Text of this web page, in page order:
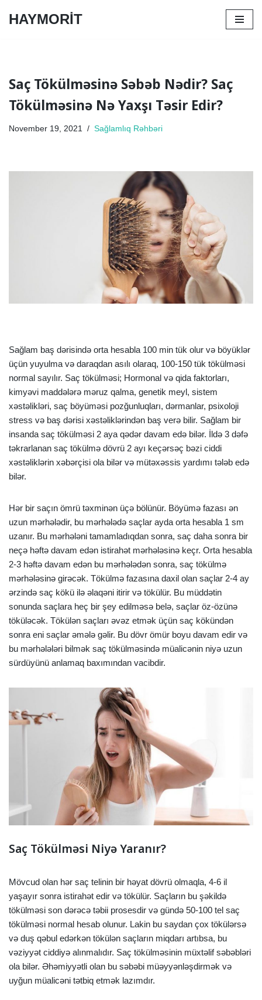
HAYMORİT
Saç Tökülməsinə Səbəb Nədir? Saç
Tökülməsinə Nə Yaxşı Təsir Edir?
November 19, 2021 Sağlamlıq Rəhbəri
Sağlam baş dərisində orta hesabla 100 min tük olur və böyüklər
üçün yuyulma və daraqdan asılı olaraq, 100-150 tük tökülməsi
normal sayılır. Saç tökülməsi; Hormonal və qida faktorları,
kimyəvi maddələrə məruz qalma, genetik meyl, sistem
xəstəlikləri, saç böyüməsi pozğunluqları, dərmanlar, psixoloji
stress və baş dərisi xəstəliklərindən baş verə bilir. Sağlam bir
insanda saç tökülməsi 2 aya qədər davam edə bilər. İldə 3 dəfə
təkrarlanan saç tökülmə dövrü 2 ayı keçərsəç bəzi ciddi
xəstəliklərin xəbərçisi ola bilər və mütəxəssis yardımı tələb edə
bilər.
Hər bir saçın ömrü təxminən üçə bölünür. Böyümə fazası ən
uzun mərhələdir, bu mərhələdə saçlar ayda orta hesabla 1 sm
uzanır. Bu mərhələni tamamladıqdan sonra, saç daha sonra bir
neçə həftə davam edən istirahət mərhələsinə keçr. Orta hesabla
2-3 həftə davam edən bu mərhələdən sonra, saç tökülmə
mərhələsinə girəcək. Tökülmə fazasına daxil olan saçlar 2-4 ay
ərzində saç kökü ilə əlaqəni itirir və tökülür. Bu müddətin
sonunda saçlara heç bir şey edilməsə belə, saçlar öz-özünə
töküləcək. Tökülən saçları əvəz etmək üçün saç kökündən
sonra eni saçlar əmələ gəlir. Bu dövr ömür boyu davam edir və
bu mərhələləri bilmək saç tökülməsində müalicənin niyə uzun
sürdüyünü anlamaq baxımından vacibdir.
Saç Tökülməsi Niyə Yaranır?
Mövcud olan hər saç telinin bir həyat dövrü olmaqla, 4-6 il
yaşayır sonra istirahət edir və tökülür. Saçların bu şəkildə
tökülməsi son dərəcə təbii prosesdir və gündə 50-100 tel saç
tökülməsi normal hesab olunur. Lakin bu saydan çox tökülərsə
və duş qəbul edərkən tökülən saçların miqdarı artıbsa, bu
vəziyyət ciddiyə alınmalıdır. Saç tökülməsinin müxtəlif səbəbləri
ola bilər. Əhəmiyyətli olan bu səbəbi müəyyənləşdirmək və
uyğun müalicəni tətbiq etmək lazımdır.